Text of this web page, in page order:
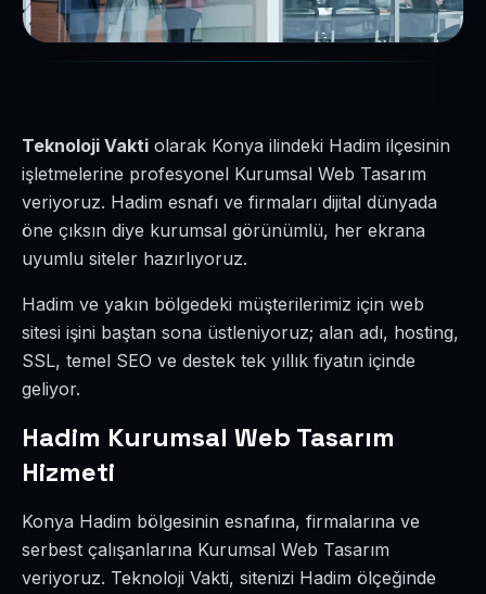
Teknoloji Vakti olarak Konya ilindeki Hadim ilçesinin
işletmelerine profesyonel Kurumsal Web Tasarım
veriyoruz. Hadim esnafı ve firmaları dijital dünyada
öne çıksın diye kurumsal görünümlü, her ekrana
uyumlu siteler hazırlıyoruz.
Hadim ve yakın bölgedeki müşterilerimiz için web
sitesi işini baştan sona üstleniyoruz; alan adı, hosting,
SSL, temel SEO ve destek tek yıllık fiyatın içinde
geliyor.
Hadim Kurumsal Web Tasarım
Hizmeti
Konya Hadim bölgesinin esnafına, firmalarına ve
serbest çalışanlarına Kurumsal Web Tasarım
veriyoruz. Teknoloji Vakti, sitenizi Hadim ölçeğinde